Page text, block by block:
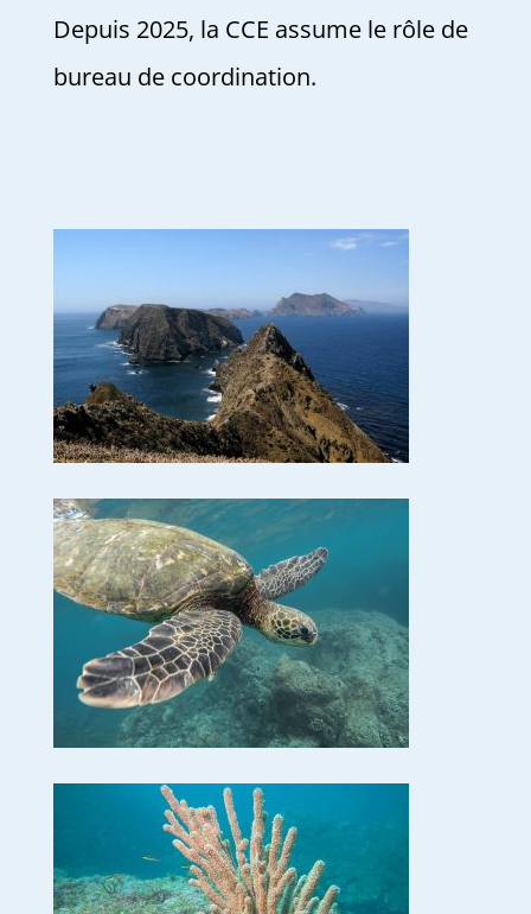
Depuis 2025, la CCE assume le rôle de
bureau de coordination.